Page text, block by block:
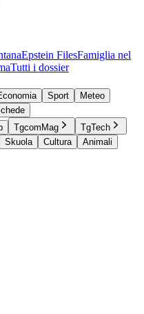
Epstein FilesFamiglia nel
Tutti i dossier
Sport
Meteo
TgcomMag
TgTech
Skuola Cultura
Animali